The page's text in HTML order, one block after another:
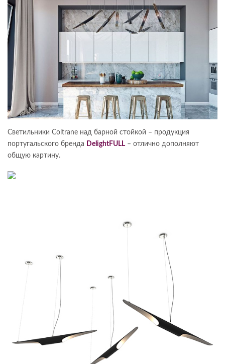
Светильники Coltrane над барной стойкой – продукция
португальского бренда DelightFULL – отлично дополняют
общую картину.